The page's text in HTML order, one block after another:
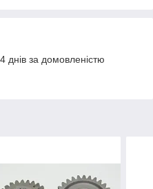
днів за домовленістю